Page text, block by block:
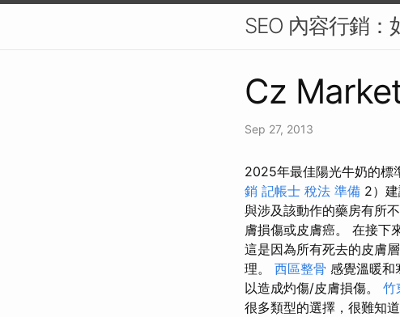
SEO 內容行銷
Cz
Sep 27, 2013
2025年最佳陽光牛奶的標
銷 記帳士 稅法 準備 2）
與涉及該動作的藥房有所不
膚損傷或皮膚癌。 在接下
這是因為所有死去的皮膚
理。 西區整骨 感覺溫暖和
以造成灼傷/皮膚損傷。 竹
很多類型的選擇，很難知